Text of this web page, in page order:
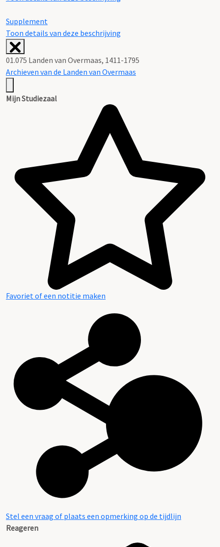
Supplement
Toon details van deze beschrijving
01.075 Landen van Overmaas, 1411-1795
Archieven van de Landen van Overmaas
Mijn Studiezaal
Favoriet of een notitie maken
Stel een vraag of plaats een opmerking op de tijdlijn
Reageren